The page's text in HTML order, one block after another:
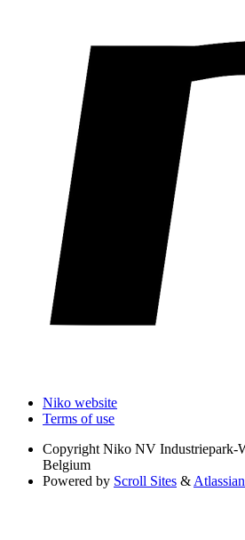
Niko website
Terms of use
Copyright Niko NV Industriepark-
Belgium
Powered by Scroll Sites &